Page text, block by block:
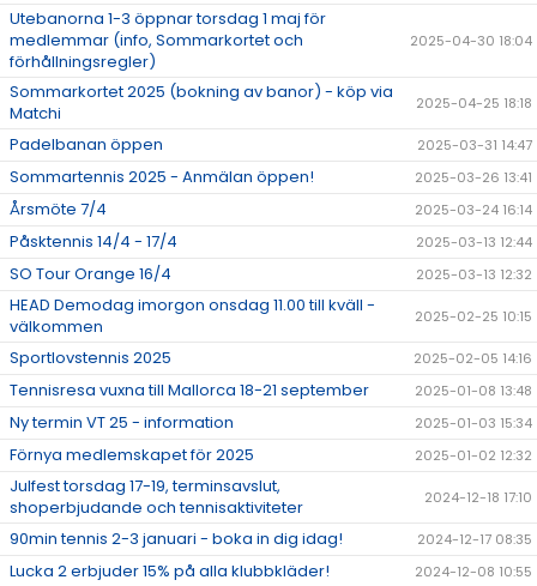
Utebanorna 1-3 öppnar torsdag 1 maj för
medlemmar (info, Sommarkortet och
förhållningsregler)
2025-04-30 18:04
Sommarkortet 2025 (bokning av banor) - köp via
Matchi
2025-04-25 18:18
Padelbanan öppen 2025-03-31 14:47
Sommartennis 2025 - Anmälan öppen! 2025-03-26 13:41
Årsmöte 7/4 2025-03-24 16:14
Påsktennis 14/4 - 17/4 2025-03-13 12:44
SO Tour Orange 16/4 2025-03-13 12:32
HEAD Demodag imorgon onsdag 11.00 till kväll -
välkommen
2025-02-25 10:15
Sportlovstennis 2025 2025-02-05 14:16
Tennisresa vuxna till Mallorca 18-21 september 2025-01-08 13:48
Ny termin VT 25 - information 2025-01-03 15:34
Förnya medlemskapet för 2025 2025-01-02 12:32
Julfest torsdag 17-19, terminsavslut,
shoperbjudande och tennisaktiviteter
2024-12-18 17:10
90min tennis 2-3 januari - boka in dig idag! 2024-12-17 08:35
Lucka 2 erbjuder 15% på alla klubbkläder! 2024-12-08 10:55